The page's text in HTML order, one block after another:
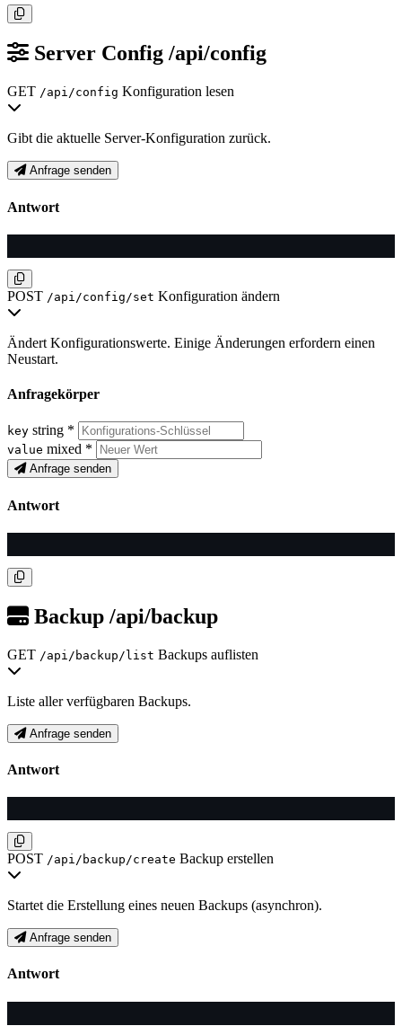
Server Config /api/config
GET /api/config Konfiguration lesen
Gibt die aktuelle Server-Konfiguration zurück.
Anfrage senden
Antwort
POST /api/config/set Konfiguration ändern
Ändert Konfigurationswerte. Einige Änderungen erfordern einen
Neustart.
Anfragekörper
key string *
value mixed *
Anfrage senden
Antwort
Backup /api/backup
GET /api/backup/list Backups auflisten
Liste aller verfügbaren Backups.
Anfrage senden
Antwort
POST /api/backup/create Backup erstellen
Startet die Erstellung eines neuen Backups (asynchron).
Anfrage senden
Antwort